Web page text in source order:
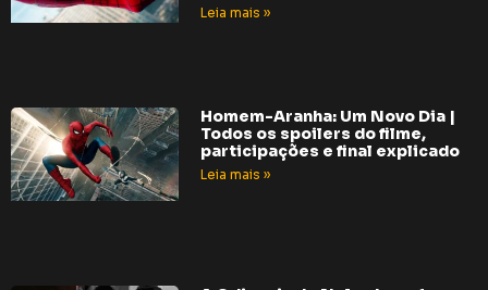
Leia mais »
Homem-Aranha: Um Novo Dia |
Todos os spoilers do filme,
participações e final explicado
Leia mais »